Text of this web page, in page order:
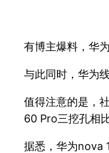
有博主爆料，华
与此同时，华为
值得注意的是，
60 Pro三挖孔相
据悉，华为nova